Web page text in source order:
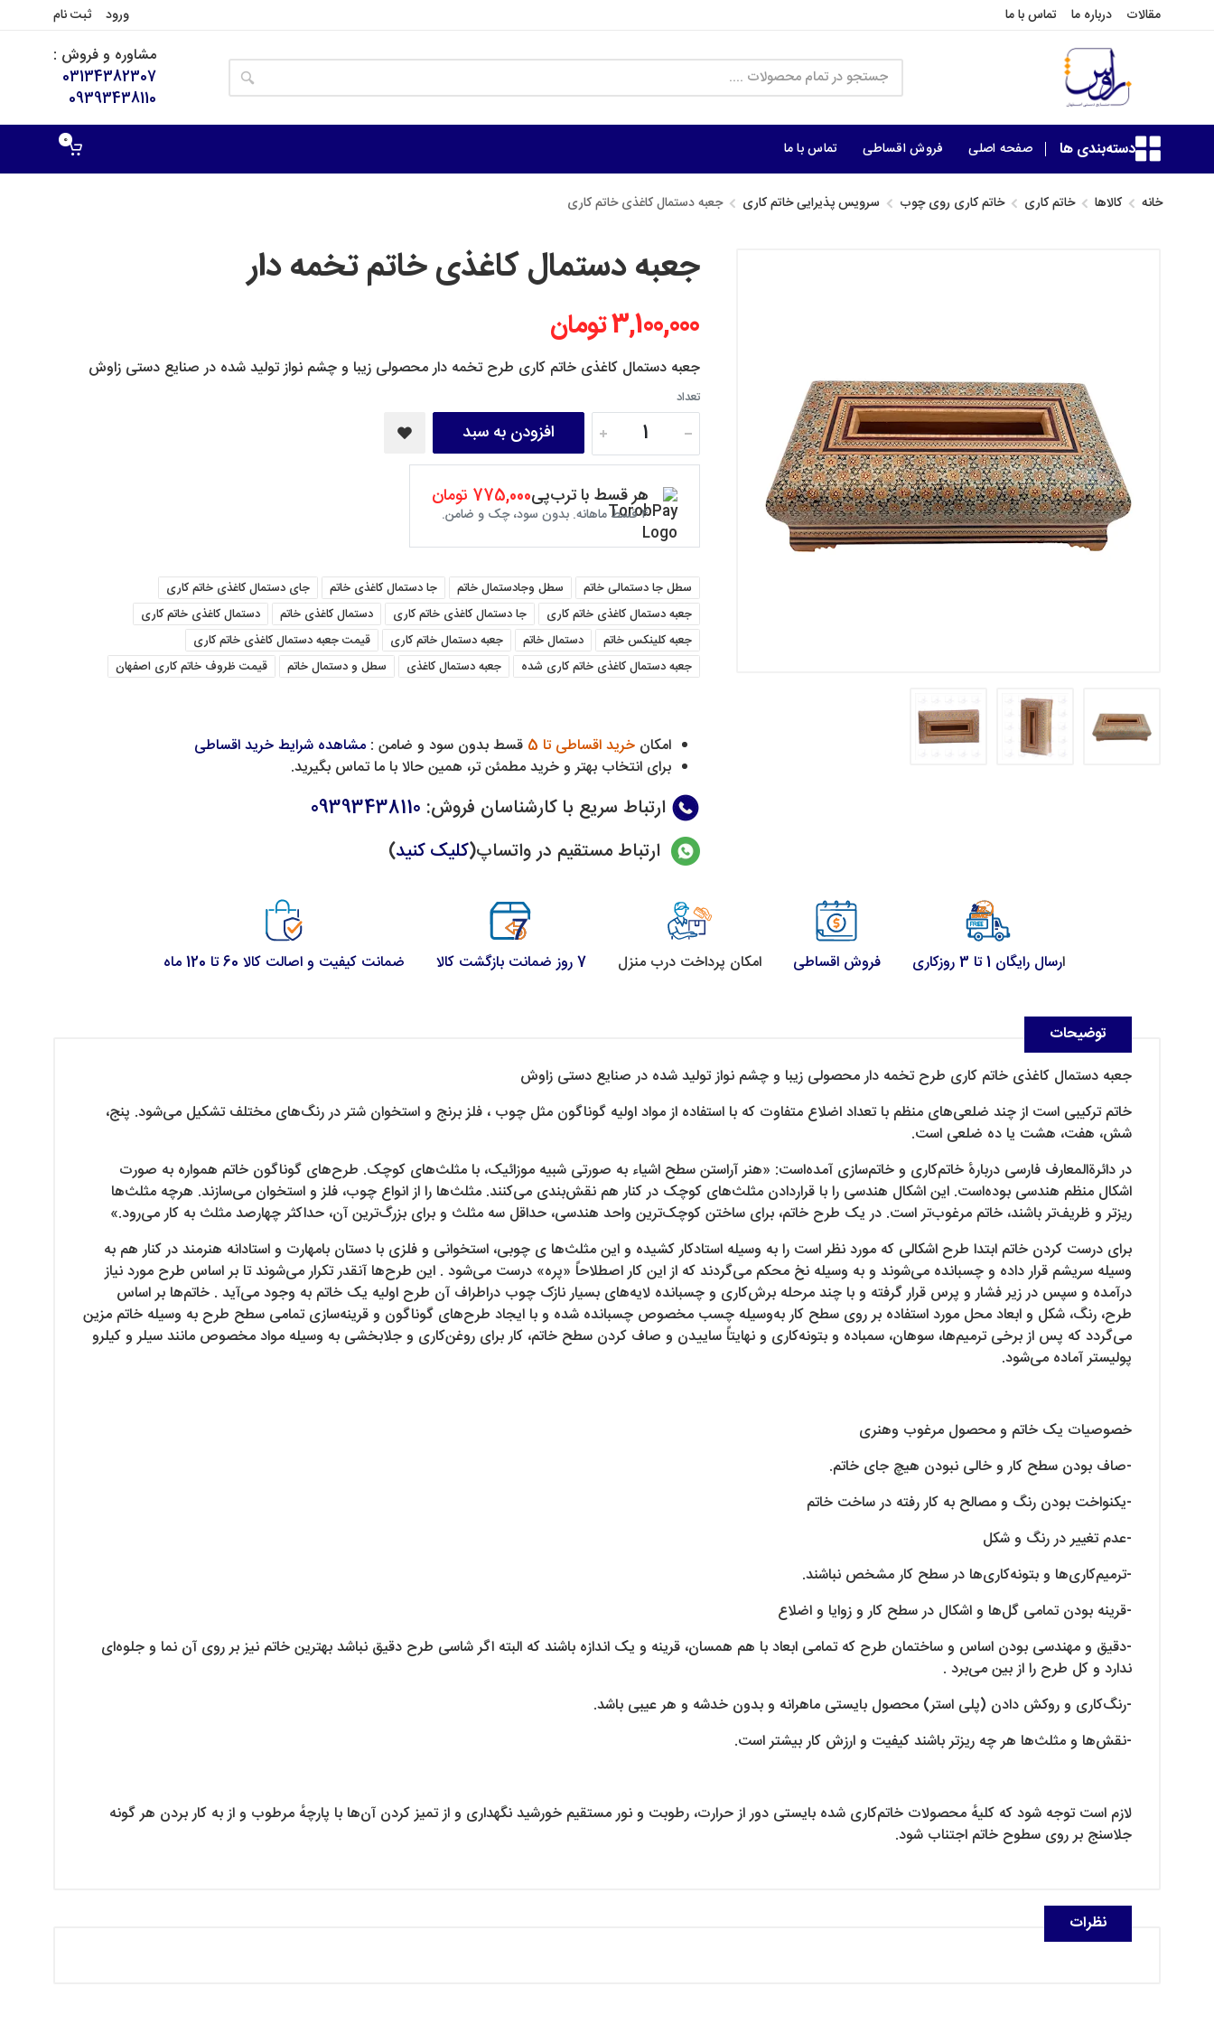
مقالات درباره ما تماس با ما ورود ثبت نام
مشاوره و فروش :
03134382307
09393438110
دسته‌بندی ها صفحه اصلی فروش اقساطی تماس با ما 0
خانه کالاها خاتم کاری خاتم کاری روی چوب سرویس پذیرایی خاتم کاری جعبه دستمال کاغذی خاتم کاری
جعبه دستمال کاغذی خاتم تخمه دار
3,100,000 تومان
جعبه دستمال کاغذی خاتم کاری طرح تخمه دار محصولی زیبا و چشم نواز تولید شده در صنایع دستی زاوش
تعداد
افزودن به سبد
هر قسط با ترب‌پی775,000 تومان
۴ قسط ماهانه. بدون سود، چک و ضامن.
سطل جا دستمالی خاتم سطل وجادستمال خاتم جا دستمال کاغذی خاتم
جای دستمال کاغذی خاتم کاری
جعبه دستمال کاغذی خاتم کاری
جا دستمال کاغذی خاتم کاری دستمال کاغذی خاتم
دستمال کاغذی خاتم کاری
جعبه کلینکس خاتم
دستمال خاتم جعبه دستمال خاتم کاری
قیمت جعبه دستمال کاغذی خاتم کاری
جعبه دستمال کاغذی خاتم کاری شده
جعبه دستمال کاغذی سطل و دستمال خاتم قیمت ظروف خاتم کاری اصفهان
امکانخرید اقساطی تا 5 قسط بدون سود و ضامن :مشاهده شرایط خرید اقساطی
برای انتخاب بهتر و خرید مطمئن تر، همین حالا با ما تماس بگیرید.
ارتباط سریع با کارشناسان فروش:
09393438110
ارتباط مستقیم در واتساپ(کلیک کنید)
ارسال رایگان 1 تا 3 روزکاری فروش اقساطی امکان پرداخت درب منزل 7 روز ضمانت بازگشت کالا ضمانت کیفیت و اصالت کالا 60 تا 120 ماه
توضیحات
جعبه دستمال کاغذی خاتم کاری طرح تخمه دار محصولی زیبا و چشم نواز تولید شده در صنایع دستی زاوش
خاتم ترکیبی است از چند ضلعی‌های منظم با تعداد اضلاع متفاوت که با استفاده از مواد اولیه گوناگون مثل چوب ، فلز برنج و استخوان شتر در رنگ‌های مختلف تشکیل می‌شود. پنج،
شش، هفت، هشت یا ده ضلعی است.
در دائرةالمعارف فارسی دربارهٔ خاتم‌کاری و خاتم‌سازی آمده‌است: «هنر آراستن سطح اشیاء به صورتی شبیه موزائیک، با مثلث‌های کوچک. طرح‌های گوناگون خاتم همواره به صورت
اشکال منظم هندسی بوده‌است. این اشکال هندسی را با قراردادن مثلث‌های کوچک در کنار هم نقش‌بندی می‌کنند. مثلث‌ها را از انواع چوب، فلز و استخوان می‌سازند. هرچه مثلث‌ها
ریزتر و ظریف‌تر باشند، خاتم مرغوب‌تر است. در یک طرح خاتم، برای ساختن کوچک‌ترین واحد هندسی، حداقل سه مثلث و برای بزرگ‌ترین آن، حداکثر چهارصد مثلث به کار می‌رود.»
برای درست کردن خاتم ابتدا طرح اشکالی که مورد نظر است را به وسیله استادکار کشیده و این مثلث‌ها ی چوبی، استخوانی و فلزی با دستان بامهارت و استادانه هنرمند در کنار هم به
وسیله سریشم قرار داده و چسبانده می‌شوند و به وسیله نخ محکم می‌گردند که از این کار اصطلاحاً «پره» درست می‌شود . این طرح‌ها آنقدر تکرار می‌شوند تا بر اساس طرح مورد نیاز
درآمده و سپس در زیر فشار و پرس قرار گرفته و با چند مرحله برش‌کاری و چسبانده لایه‌های بسیار نازک چوب دراطراف آن طرح اولیه یک خاتم به وجود می‌آید . خاتم‌ها بر اساس
طرح، رنگ، شکل و ابعاد محل مورد استفاده بر روی سطح کار به‌وسیله چسب مخصوص چسبانده شده و با ایجاد طرح‌های گوناگون و قرینه‌سازی تمامی سطح طرح به وسیله خاتم مزین
می‌گردد که پس از برخی ترمیم‌ها، سوهان، سمباده و بتونه‌کاری و نهایتاً ساییدن و صاف کردن سطح خاتم، کار برای روغن‌کاری و جلابخشی به وسیله مواد مخصوص مانند سیلر و کیلرو
پولیستر آماده می‌شود.
خصوصیات یک خاتم و محصول مرغوب وهنری
-صاف بودن سطح کار و خالی نبودن هیچ جای خاتم.
-یکنواخت بودن رنگ و مصالح به کار رفته در ساخت خاتم
-عدم تغییر در رنگ و شکل
-ترمیم‌کاری‌ها و بتونه‌کاری‌ها در سطح کار مشخص نباشند.
-قرینه بودن تمامی گل‌ها و اشکال در سطح کار و زوایا و اضلاع
-دقیق و مهندسی بودن اساس و ساختمان طرح که تمامی ابعاد با هم همسان، قرینه و یک اندازه باشند که البته اگر شاسی طرح دقیق نباشد بهترین خاتم نیز بر روی آن نما و جلوه‌ای
ندارد و کل طرح را از بین می‌برد .
-رنگ‌کاری و روکش دادن (پلی استر) محصول بایستی ماهرانه و بدون خدشه و هر عیبی باشد.
-نقش‌ها و مثلث‌ها هر چه ریزتر باشند کیفیت و ارزش کار بیشتر است.
لازم است توجه شود که کلیهٔ محصولات خاتم‌کاری شده بایستی دور از حرارت، رطوبت و نور مستقیم خورشید نگهداری و از تمیز کردن آن‌ها با پارچهٔ مرطوب و از به کار بردن هر گونه
جلاسنج بر روی سطوح خاتم اجتناب شود.
نظرات